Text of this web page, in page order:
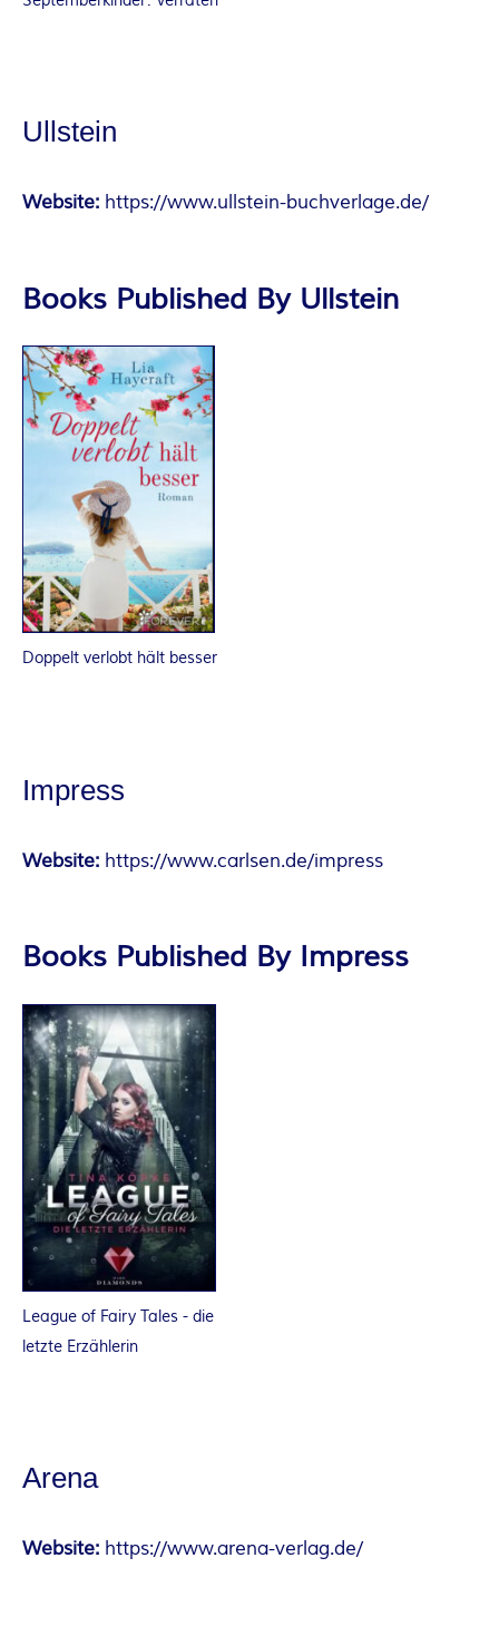
Ullstein
Website: https://www.ullstein-buchverlage.de/
Books Published By Ullstein
Doppelt verlobt hält besser
Impress
Website: https://www.carlsen.de/impress
Books Published By Impress
League of Fairy Tales - die
letzte Erzählerin
Arena
Website: https://www.arena-verlag.de/